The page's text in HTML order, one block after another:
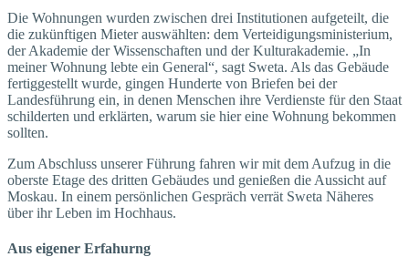
Die Wohnungen wurden zwischen drei Institutionen aufgeteilt, die
die zukünftigen Mieter auswählten: dem Verteidigungsministerium,
der Akademie der Wissenschaften und der Kulturakademie. „In
meiner Wohnung lebte ein General“, sagt Sweta. Als das Gebäude
fertiggestellt wurde, gingen Hunderte von Briefen bei der
Landesführung ein, in denen Menschen ihre Verdienste für den Staat
schilderten und erklärten, warum sie hier eine Wohnung bekommen
sollten.
Zum Abschluss unserer Führung fahren wir mit dem Aufzug in die
oberste Etage des dritten Gebäudes und genießen die Aussicht auf
Moskau. In einem persönlichen Gespräch verrät Sweta Näheres
über ihr Leben im Hochhaus.
Aus eigener Erfahurng